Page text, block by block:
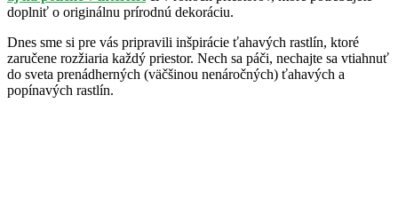
doplniť o originálnu prírodnú dekoráciu.
Dnes sme si pre vás pripravili inšpirácie ťahavých rastlín, ktoré
zaručene rozžiaria každý priestor. Nech sa páči, nechajte sa vtiahnuť
do sveta prenádherných (väčšinou nenáročných) ťahavých a
popínavých rastlín.